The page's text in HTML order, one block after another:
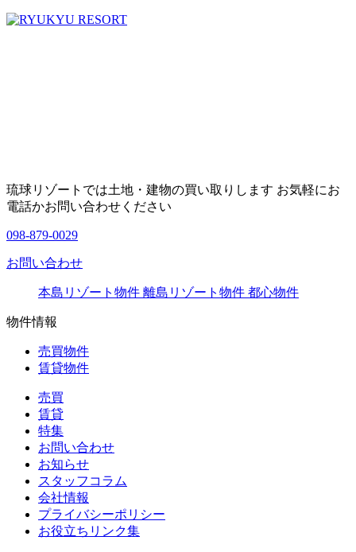
琉球リゾートでは土地・建物の買い取りします お気軽にお
電話かお問い合わせください
098-879-0029
お問い合わせ
本島リゾート物件 離島リゾート物件 都心物件
物件情報
売買物件
賃貸物件
売買
賃貸
特集
お問い合わせ
お知らせ
スタッフコラム
会社情報
プライバシーポリシー
お役立ちリンク集